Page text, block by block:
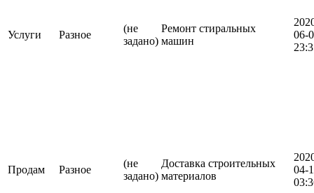
Услуги Разное
(не
задано)
Ремонт стиральных
машин
06-
Продам Разное
(не
задано)
Доставка строительных
материалов
04-